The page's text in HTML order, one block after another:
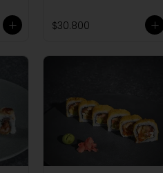
$30.800